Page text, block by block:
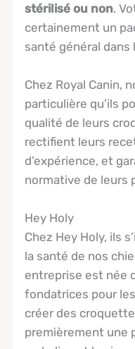
stérilisé ou non.
certainement un
santé général dans
Chez Royal Canin,
particulière qu’ils
qualité de leurs
rectifient leurs
d’expérience, et
normative de leurs
Hey Holy
Chez Hey Holy, ils
la santé de nos
entreprise est née
fondatrices pour
créer des
premièrement une